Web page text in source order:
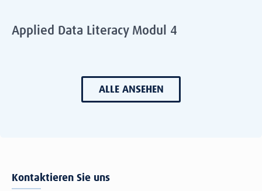
Applied Data Literacy Modul 4
ALLE ANSEHEN
Kontaktieren Sie uns